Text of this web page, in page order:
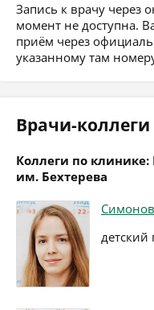
Запись к врачу через
момент не доступна.
приём через
указанному там
Врачи-коллеги
Коллеги по
им. Бехтерева
детский